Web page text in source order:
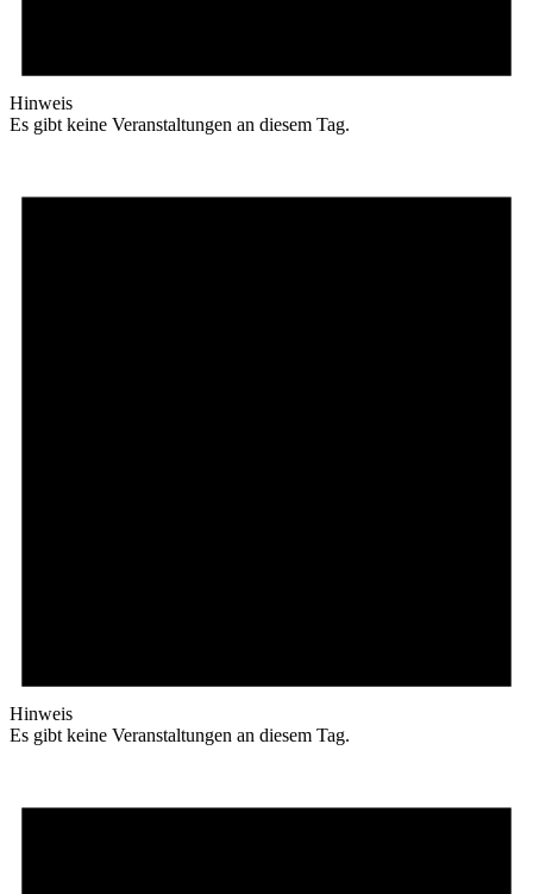
Hinweis
Es gibt keine Veranstaltungen an diesem Tag.
Hinweis
Es gibt keine Veranstaltungen an diesem Tag.